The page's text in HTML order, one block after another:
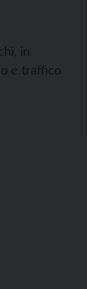
in
e traffico